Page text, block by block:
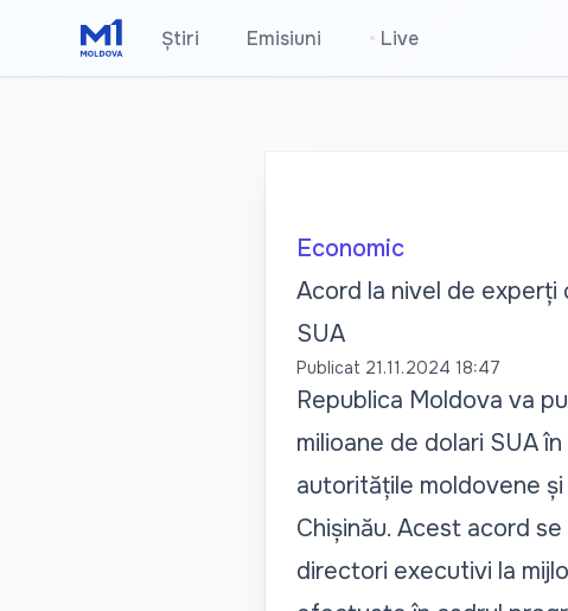
Știri Emisiuni • Live
Economic
Acord la nivel de experți
SUA
Publicat 21.11.2024 18:47
Republica Moldova va
milioane de dolari SUA
autoritățile moldovene și
Chișinău. Acest acord
directori executivi la